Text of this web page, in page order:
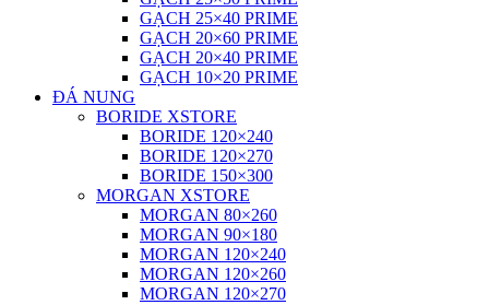
GẠCH 25×40 PRIME
GẠCH 20×60 PRIME
GẠCH 20×40 PRIME
GẠCH 10×20 PRIME
ĐÁ NUNG
BORIDE XSTORE
BORIDE 120×240
BORIDE 120×270
BORIDE 150×300
MORGAN XSTORE
MORGAN 80×260
MORGAN 90×180
MORGAN 120×240
MORGAN 120×260
MORGAN 120×270